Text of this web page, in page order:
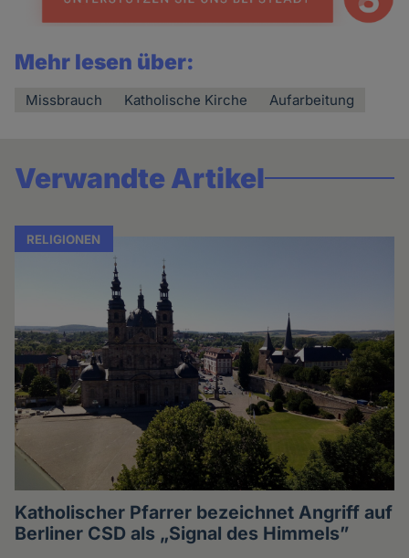
Mehr lesen über:
Missbrauch Katholische Kirche Aufarbeitung
Verwandte Artikel
RELIGIONEN
Katholischer Pfarrer bezeichnet Angriff auf
Berliner CSD als „Signal des Himmels”